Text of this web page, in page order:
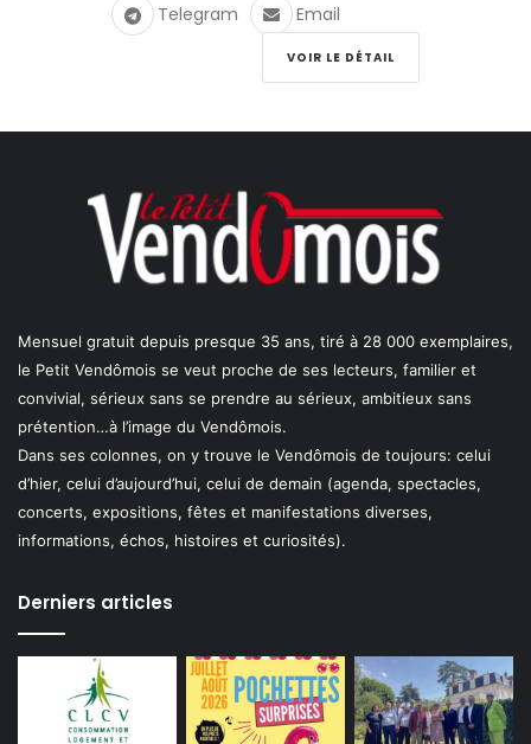
Telegram Email
VOIR LE DÉTAIL
Mensuel gratuit depuis presque 35 ans, tiré à 28 000 exemplaires,
le Petit Vendômois se veut proche de ses lecteurs, familier et
convivial, sérieux sans se prendre au sérieux, ambitieux sans
prétention…à l’image du Vendômois.
Dans ses colonnes, on y trouve le Vendômois de toujours: celui
d’hier, celui d’aujourd’hui, celui de demain (agenda, spectacles,
concerts, expositions, fêtes et manifestations diverses,
informations, échos, histoires et curiosités).
Derniers articles